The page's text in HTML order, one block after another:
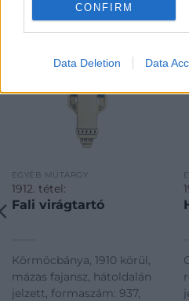
CONFIRM
Data Deletion Data
EGYÉB MŰTÁRGY
1912. tétel:
Fali virágtartó
Körmöcbánya, 1910 körül,
mázas fajansz, hátoldalán
jelzett, formaszám: 937,